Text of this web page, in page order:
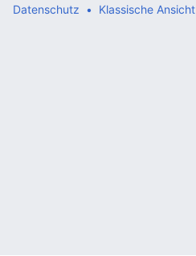
Datenschutz
Klassische Ansicht